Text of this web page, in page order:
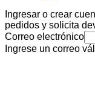
Ingresar o crear
pedidos y solicita
Correo electrónico
Ingrese un correo